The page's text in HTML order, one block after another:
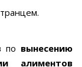
по вынесению
алиментов